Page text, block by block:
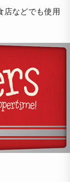
店などでも使用